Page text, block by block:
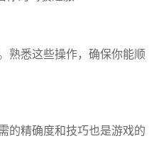
熟悉这些操作，确保你能顺
的精确度和技巧也是游戏的